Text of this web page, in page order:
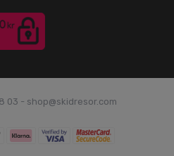
03 - shop@skidresor.com